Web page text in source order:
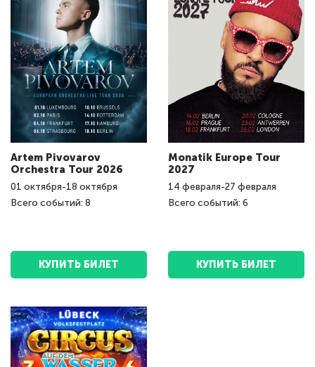
Artem Pivovarov
Orchestra Tour 2026
01 октября-18 октября
Всего событий: 8
КУПИТЬ БИЛЕТ
Monatik Europe Tour
2027
14 февраля-27 февраля
Всего событий: 6
КУПИТЬ БИЛЕТ